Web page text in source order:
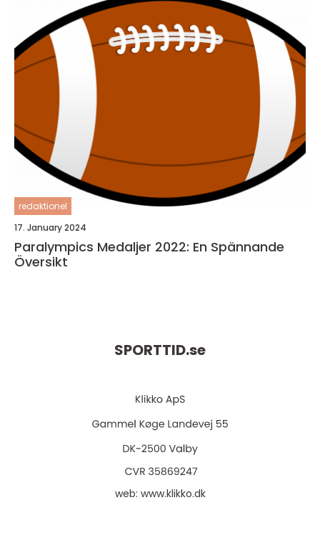
redaktionel
17. January 2024
Paralympics Medaljer 2022: En Spännande
Översikt
SPORTTID.se
web: www.klikko.dk